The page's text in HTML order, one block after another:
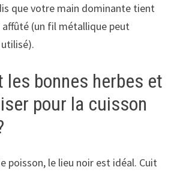
que votre main dominante tient
affûté (un fil métallique peut
les bonnes herbes et
pour la cuisson
poisson, le lieu noir est idéal. Cuit